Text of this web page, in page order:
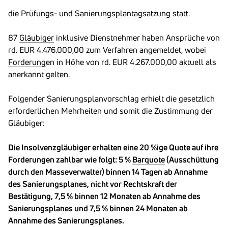
die Prüfungs- und Sanierungsplantagsatzung statt.
87 Gläubiger inklusive Dienstnehmer haben Ansprüche von
rd. EUR 4.476.000,00 zum Verfahren angemeldet, wobei
Forderungen in Höhe von rd. EUR 4.267.000,00 aktuell als
anerkannt gelten.
Folgender Sanierungsplanvorschlag erhielt die gesetzlich
erforderlichen Mehrheiten und somit die Zustimmung der
Gläubiger:
Die Insolvenzgläubiger erhalten eine 20 %ige Quote auf ihre
Forderungen zahlbar wie folgt: 5 % Barquote(Ausschüttung
durch den Masseverwalter) binnen 14 Tagen ab Annahme
des Sanierungsplanes, nicht vor Rechtskraft der
Bestätigung, 7,5 % binnen 12 Monaten ab Annahme des
Sanierungsplanes und 7,5 % binnen 24 Monaten ab
Annahme des Sanierungsplanes.